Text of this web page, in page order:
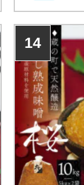
14